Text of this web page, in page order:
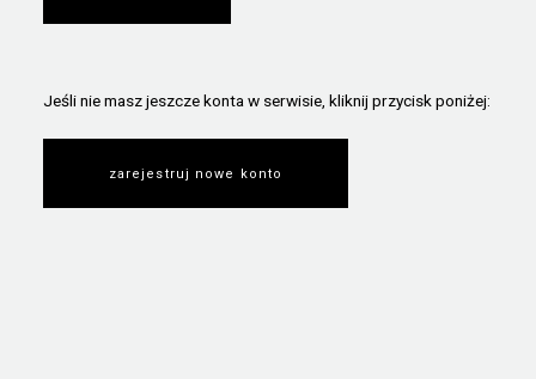
Jeśli nie masz jeszcze konta w serwisie, kliknij przycisk poniżej:
zarejestruj nowe konto